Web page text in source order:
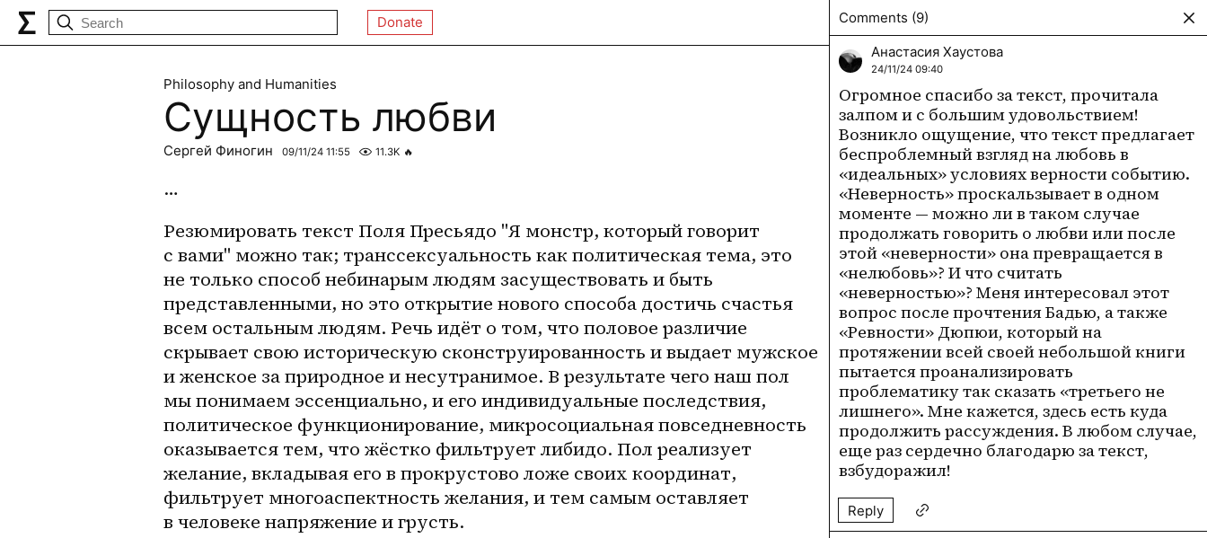
Donate
Philosophy and Humanities
Сущность любви
Сергей Финогин 09/11/24 11:55 11.3K 🔥
…
Резюмировать текст Поля Пресьядо "Я монстр, который говорит
с вами" можно так; транссексуальность как политическая тема, это
не только способ небинарым людям засуществовать и быть
представленными, но это открытие нового способа достичь счастья
всем остальным людям. Речь идёт о том, что половое различие
скрывает свою историческую сконструированность и выдает мужское
и женское за природное и несутранимое. В результате чего наш пол
мы понимаем эссенциально, и его индивидуальные последствия,
политическое функционирование, микросоциальная повседневность
оказывается тем, что жёстко фильтрует либидо. Пол реализует
желание, вкладывая его в прокрустово ложе своих координат,
фильтрует многоаспектность желания, и тем самым оставляет
в человеке напряжение и грусть.
Comments (9)
Анастасия Хаустова
24/11/24 09:40
Огромное спасибо за текст, прочитала
залпом и с большим удовольствием!
Возникло ощущение, что текст предлагает
беспроблемный взгляд на любовь в
«идеальных» условиях верности событию.
«Неверность» проскальзывает в одном
моменте — можно ли в таком случае
продолжать говорить о любви или после
этой «неверности» она превращается в
«нелюбовь»? И что считать
«неверностью»? Меня интересовал этот
вопрос после прочтения Бадью, а также
«Ревности» Дюпюи, который на
протяжении всей своей небольшой книги
пытается проанализировать
проблематику так сказать «третьего не
лишнего». Мне кажется, здесь есть куда
продолжить рассуждения. В любом случае,
еще раз сердечно благодарю за текст,
взбудоражил!
Reply